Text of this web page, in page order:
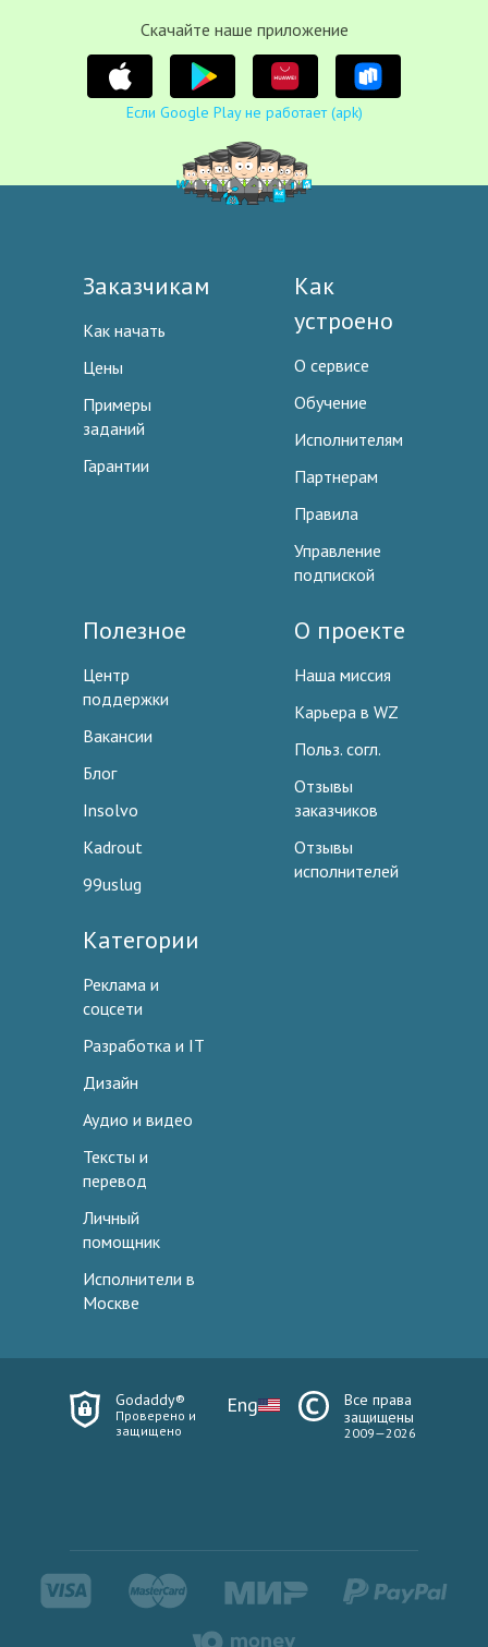
Cкачайте наше приложение
Если Google Play не работает (apk)
Заказчикам
Как начать
Цены
Примеры
заданий
Гарантии
Как
устроено
О сервисе
Обучение
Исполнителям
Партнерам
Правила
Управление
подпиской
Полезное
Центр
поддержки
Вакансии
Блог
Insolvo
Kadrout
99uslug
О проекте
Наша миссия
Карьера в WZ
Польз. согл.
Отзывы
заказчиков
Отзывы
исполнителей
Категории
Реклама и
соцсети
Разработка и IT
Дизайн
Аудио и видео
Тексты и
перевод
Личный
помощник
Исполнители в
Москве
Godaddy®
Проверено и
защищено
Eng
Все права
защищены
2009—2026